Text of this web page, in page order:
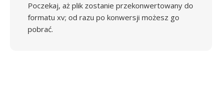
Poczekaj, aż plik zostanie przekonwertowany do
formatu xv; od razu po konwersji możesz go
pobrać.